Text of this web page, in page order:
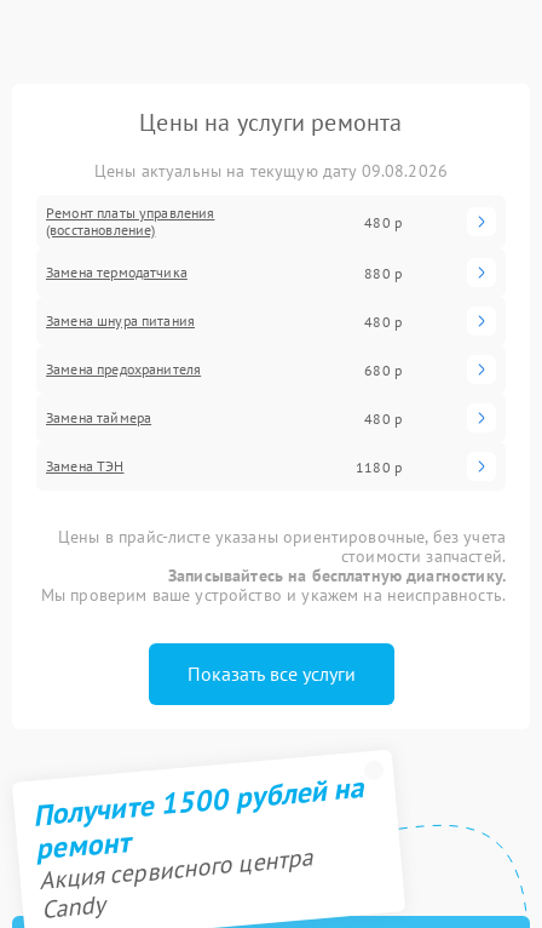
Цены на услуги ремонта
Цены актуальны на текущую дату 09.08.2026
Ремонт платы управления
(восстановление)
480 р
Замена термодатчика 880 р
Замена шнура питания 480 р
Замена предохранителя 680 р
Замена таймера 480 р
Замена ТЭН 1180 р
Цены в прайс-листе указаны ориентировочные, без учета
стоимости запчастей.
Записывайтесь на бесплатную диагностику.
Мы проверим ваше устройство и укажем на неисправность.
Показать все услуги
Получите 1500 рублей на
ремонт
Акция сервисного центра
Candy